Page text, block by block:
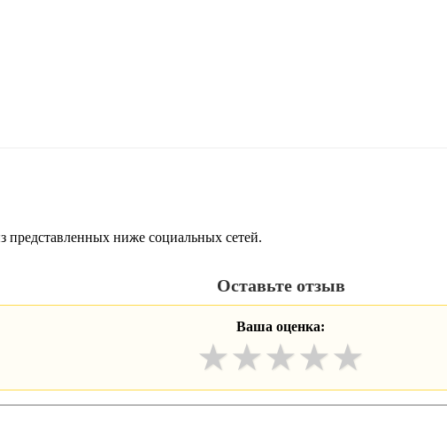
представленных ниже социальных сетей.
Оставьте отзыв
Ваша оценка:
★★★★★